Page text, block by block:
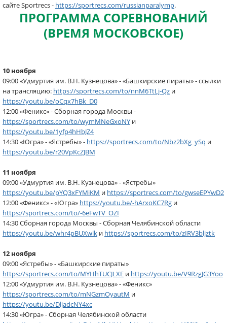
сайте Sportrecs - https://sportrecs.com/russianparalymp.
ПРОГРАММА СОРЕВНОВАНИЙ
(ВРЕМЯ МОСКОВСКОЕ)
10 ноября
09:00 «Удмуртия им. В.Н. Кузнецова» - «Башкирские пираты» - ссылки
на трансляцию: https://sportrecs.com/to/nnM6TtLj-Qz и
https://youtu.be/oCqx7hBk_D0
12:00 «Феникс» - Сборная города Москвы -
https://sportrecs.com/to/wymMNeGxoNY и
https://youtu.be/1yfp4hHbJZ4
14:30 «Югра» - «Ястребы» - https://sportrecs.com/to/Nbz2bXg_ySq и
https://youtu.be/r20VpKcZJBM
11 ноября
09:00 «Удмуртия им. В.Н. Кузнецова» - «Ястребы»
https://youtu.be/pYQ3xFYMiKM и https://sportrecs.com/to/gwseEPYwD2
12:00 «Феникс» - «Югра» https://youtu.be/-hArxoKC7Rg и
https://sportrecs.com/to/-6eFwTV_OZI
14:30 Сборная города Москвы - Сборная Челябинской области
https://youtu.be/whr4pBUXwlk и https://sportrecs.com/to/zIRV3bljztk
12 ноября
09:00 «Ястребы» - «Башкирские пираты»
https://sportrecs.com/to/MYHhTUCJLXE и https://youtu.be/V9RzgJG3Yoo
12:00 «Удмуртия им. В.Н. Кузнецова» - «Феникс»
https://sportrecs.com/to/mNGzmOyautM и
https://youtu.be/DljadcNY4xc
14:30 «Югра» - Сборная Челябинской области